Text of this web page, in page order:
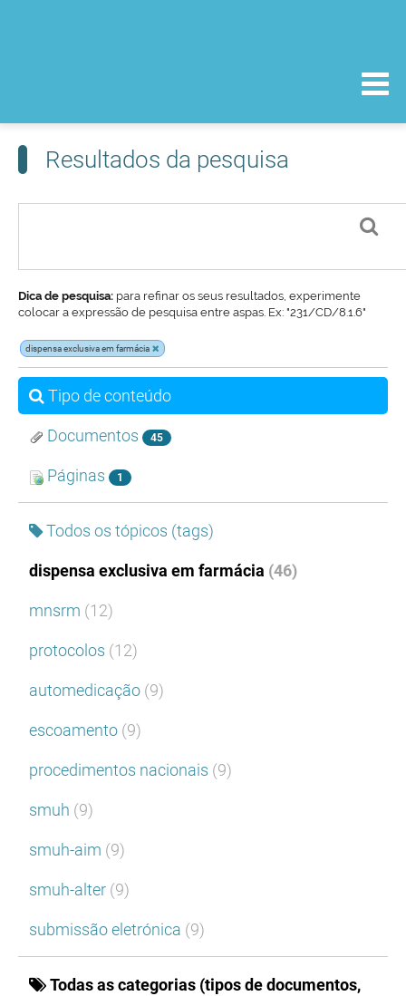
Resultados da pesquisa
Dica de pesquisa: para refinar os seus resultados, experimente
colocar a expressão de pesquisa entre aspas. Ex: "231/CD/8.1.6"
dispensa exclusiva em farmácia
Tipo de conteúdo
Documentos 45
Páginas 1
Todos os tópicos (tags)
dispensa exclusiva em farmácia (46)
mnsrm (12)
protocolos (12)
automedicação (9)
escoamento (9)
procedimentos nacionais (9)
smuh (9)
smuh-aim (9)
smuh-alter (9)
submissão eletrónica (9)
Todas as categorias (tipos de documentos,